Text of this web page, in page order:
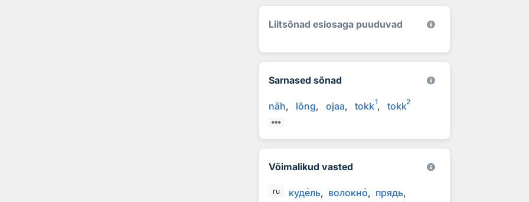
Liitsõnad esiosaga puuduvad
Sarnased sõnad
näh lõng ojaa tokk1 tokk2
Võimalikud vasted
ru кудель волокно
прядь